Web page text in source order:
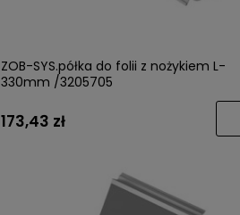
ZOB-SYS.półka do folii z nożykiem L-
330mm /3205705
173,43 zł